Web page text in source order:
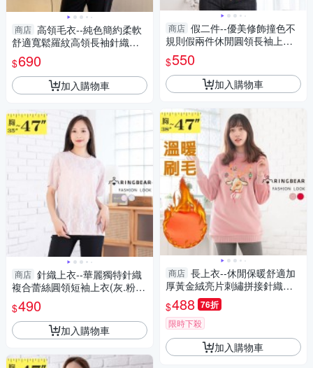
商店 高領毛衣--純色簡約柔軟
舒適寬鬆羅紋高領長袖針織毛
衣(黑.紅L-5L)-X575眼圈熊中大
尺碼
$690
加入購物車
商店 針織上衣--華麗獨特針織
複合蕾絲圓領短袖上衣(灰.粉L-
3L)-U841眼圈熊中大尺碼
$490
加入購物車
商店 假二件--優美修飾撞色不
規則假兩件休閒圓領長袖上衣
(黑.米M-2L)-X526眼圈熊中大
尺碼
$550
加入購物車
商店 長上衣--休閒保暖舒適加
厚黃金絨亮片刺繡拼接針織長
袖上衣(紅.粉XL-3L)-X407眼圈
熊中大尺碼
$488 76折
限時下殺
加入購物車